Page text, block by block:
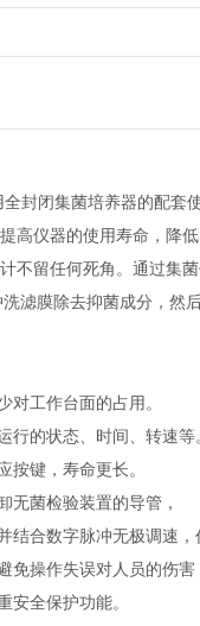
全封闭集菌培养器的配套
高仪器的使用寿命，降
不留任何死角。通过集
滤膜除去抑菌成分，然
对工作台面的占用。
行的状态、时间、转速等
按键，寿命更长。
无菌检验装置的导管，
结合数字脉冲无极调速
免操作失误对人员的伤害
安全保护功能。